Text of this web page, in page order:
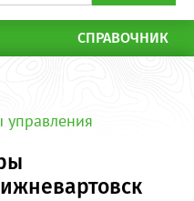
СПРАВОЧНИК